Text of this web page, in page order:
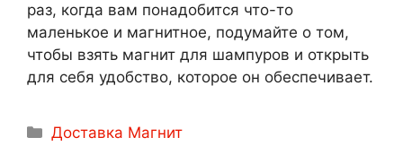
раз, когда вам понадобится что-то
маленькое и магнитное, подумайте о том,
чтобы взять магнит для шампуров и открыть
для себя удобство, которое он обеспечивает.
Рубрики
Доставка Магнит